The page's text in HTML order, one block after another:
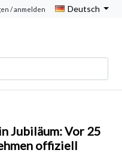
/ anmelden Deutsch
Jubiläum: Vor 25
offiziell